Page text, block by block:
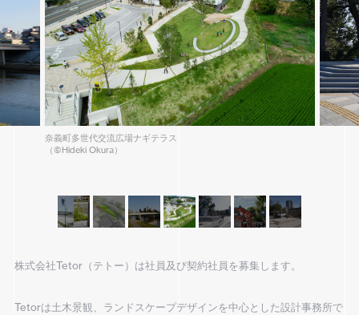
奈義町多世代交流広場ナギテラス
（©︎Hideki Okura）
株式会社Tetor（テトー）は社員及び契約社員を募集します。
Tetorは土木景観、ランドスケープデザインを中心とした設計事務所で